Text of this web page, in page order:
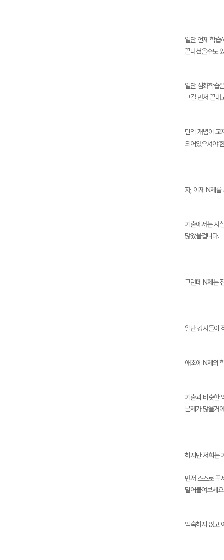
일단 언제 학습
끝나셨을수도
일단 심화학습
그걸 먼저 끝내
만약 개념이 교
되어있으셔야
자, 이제 N제를
기출에서는 사
많았을겁니다.
그런데 N제는
일단 강사들이
애초에 N제의
기출과 비슷한
문제가 많을거
하지만 저희는
먼저 스스로 푸
밀어붙여보세
익숙하지 않고